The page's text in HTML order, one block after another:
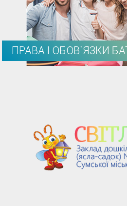
ПРАВА І ОБОВ`ЯЗКИ